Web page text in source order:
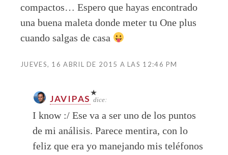
compactos… Espero que hayas encontrado
una buena maleta donde meter tu One plus
cuando salgas de casa
JUEVES, 16 ABRIL DE 2015 A LAS 12:46 PM
JAVIPAS dice:
I know :/ Ese va a ser uno de los puntos
de mi análisis. Parece mentira, con lo
feliz que era yo manejando mis teléfonos